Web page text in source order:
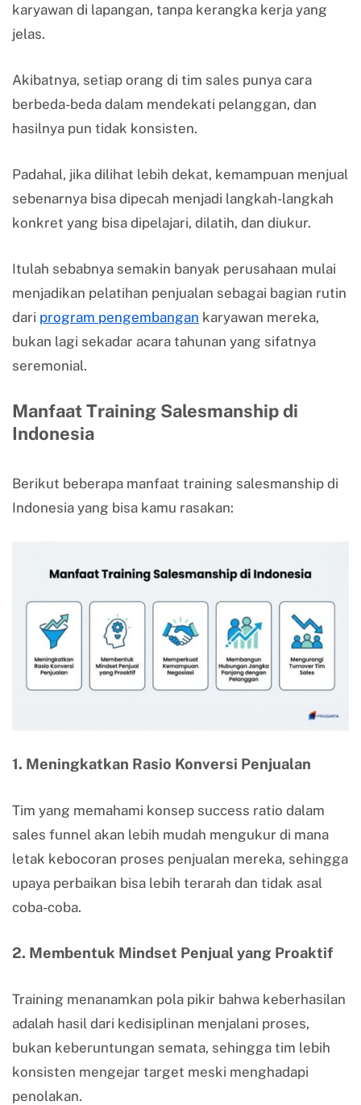
karyawan di lapangan, tanpa kerangka kerja yang
jelas.
Akibatnya, setiap orang di tim sales punya cara
berbeda-beda dalam mendekati pelanggan, dan
hasilnya pun tidak konsisten.
Padahal, jika dilihat lebih dekat, kemampuan menjual
sebenarnya bisa dipecah menjadi langkah-langkah
konkret yang bisa dipelajari, dilatih, dan diukur.
Itulah sebabnya semakin banyak perusahaan mulai
menjadikan pelatihan penjualan sebagai bagian rutin
dari program pengembangan karyawan mereka,
bukan lagi sekadar acara tahunan yang sifatnya
seremonial.
Manfaat Training Salesmanship di
Indonesia
Berikut beberapa manfaat training salesmanship di
Indonesia yang bisa kamu rasakan:
1. Meningkatkan Rasio Konversi Penjualan
Tim yang memahami konsep success ratio dalam
sales funnel akan lebih mudah mengukur di mana
letak kebocoran proses penjualan mereka, sehingga
upaya perbaikan bisa lebih terarah dan tidak asal
coba-coba.
2. Membentuk Mindset Penjual yang Proaktif
Training menanamkan pola pikir bahwa keberhasilan
adalah hasil dari kedisiplinan menjalani proses,
bukan keberuntungan semata, sehingga tim lebih
konsisten mengejar target meski menghadapi
penolakan.